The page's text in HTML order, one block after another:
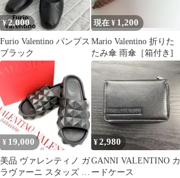
¥2,000
Furio Valentino パンプス
ブラック
現在 ¥ 1,200
Mario Valentino 折りた
たみ傘 雨傘［箱付き]
¥ 19,000
美品 ヴァレンティノ ガ
ラヴァーニ スタッズ サ
¥2,980
GANNI VALENTINO カ
ードケース